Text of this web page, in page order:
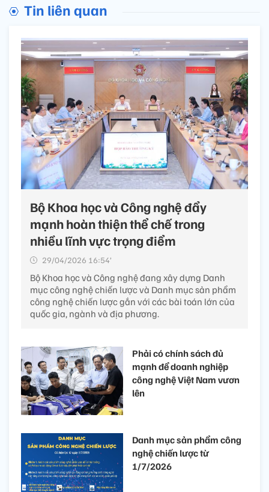
Tin liên quan
Bộ Khoa học và Công nghệ đẩy
mạnh hoàn thiện thể chế trong
nhiều lĩnh vực trọng điểm
29/04/2026 16:54’
Bộ Khoa học và Công nghệ đang xây dựng Danh
mục công nghệ chiến lược và Danh mục sản phẩm
công nghệ chiến lược gắn với các bài toán lớn của
quốc gia, ngành và địa phương.
Phải có chính sách đủ
mạnh để doanh nghiệp
công nghệ Việt Nam vươn
lên
Danh mục sản phẩm công
nghệ chiến lược từ
1/7/2026